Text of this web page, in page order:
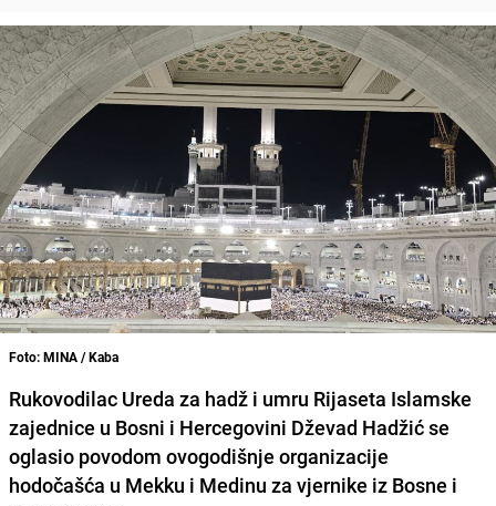
Foto: MINA / Kaba
Rukovodilac Ureda za hadž i umru Rijaseta Islamske
zajednice u Bosni i Hercegovini Dževad Hadžić se
oglasio povodom ovogodišnje organizacije
hodočašća u Mekku i Medinu za vjernike iz Bosne i